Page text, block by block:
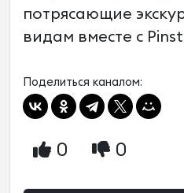
потрясающие
видам вместе с
Поделиться каналом:
0 0